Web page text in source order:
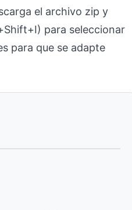
el archivo zip y
para seleccionar
para que se adapte